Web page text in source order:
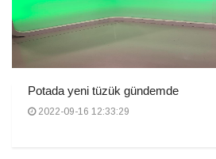
Potada yeni tüzük gündemde
2022-09-16 12:33:29